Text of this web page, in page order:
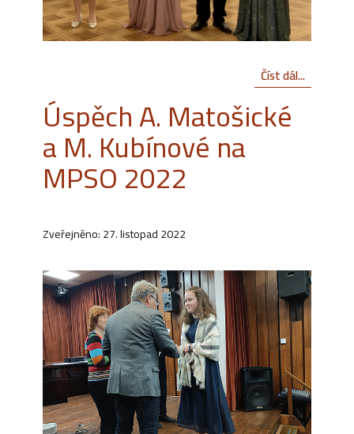
Číst dál...
Úspěch A. Matošické
a M. Kubínové na
MPSO 2022
Zveřejněno: 27. listopad 2022